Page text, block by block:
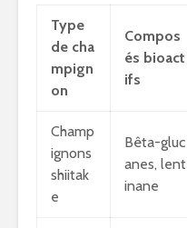
Type
de cha
mpign
on
Compos
és bioact
ifs
Champ
ignons
shiitak
e
Bêta-gluc
anes, lent
inane